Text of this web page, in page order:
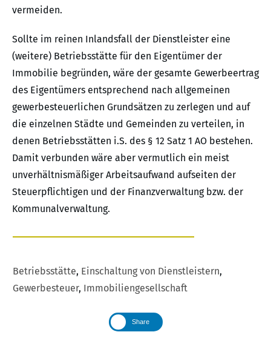
vermeiden.
Sollte im reinen Inlandsfall der Dienstleister eine
(weitere) Betriebsstätte für den Eigentümer der
Immobilie begründen, wäre der gesamte Gewerbeertrag
des Eigentümers entsprechend nach allgemeinen
gewerbesteuerlichen Grundsätzen zu zerlegen und auf
die einzelnen Städte und Gemeinden zu verteilen, in
denen Betriebsstätten i.S. des § 12 Satz 1 AO bestehen.
Damit verbunden wäre aber vermutlich ein meist
unverhältnismäßiger Arbeitsaufwand aufseiten der
Steuerpflichtigen und der Finanzverwaltung bzw. der
Kommunalverwaltung.
Betriebsstätte, Einschaltung von Dienstleistern,
Gewerbesteuer, Immobiliengesellschaft
Share